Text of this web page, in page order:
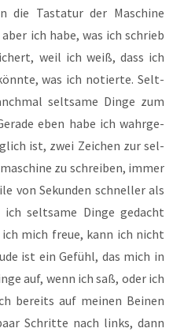
die Tas­ta­tur der Maschi­ne
ich habe, was ich schrieb
weil ich weiß, dass ich
was ich notier­te. Selt­
selt­sa­me Din­ge zum
eben habe ich wahr­ge­
ist, zwei Zei­chen zur sel­
zu schrei­ben, immer
von Sekun­den schnel­ler als
ich selt­sa­me Din­ge gedacht
mich freue, kann ich nicht
ist ein Gefühl, das mich in
auf, wenn ich saß, oder ich
bereits auf mei­nen Bei­nen
Schrit­te nach links, dann